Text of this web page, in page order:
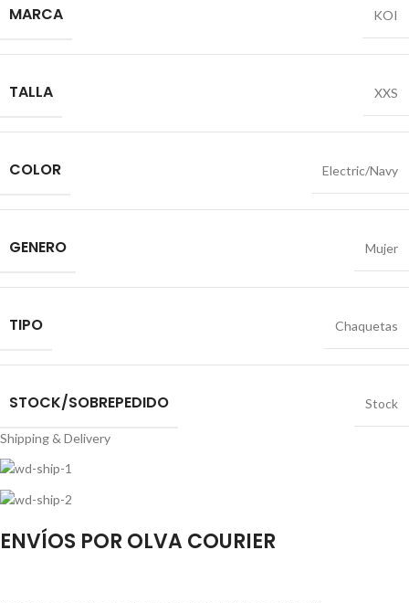
MARCA KOI
TALLA XXS
COLOR Electric/Navy
GENERO Mujer
TIPO Chaquetas
STOCK/SOBREPEDIDO Stock
Shipping & Delivery
ENVÍOS POR OLVA COURIER